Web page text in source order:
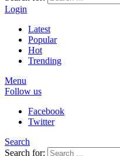
Login
Latest
Popular
Hot
Trending
Menu
Follow us
Facebook
Twitter
Search
Search for: